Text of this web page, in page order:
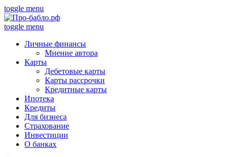
toggle menu
toggle menu
Личные финансы
Мнение автора
Карты
Дебетовые карты
Карты рассрочки
Кредитные карты
Ипотека
Кредиты
Для бизнеса
Страхование
Инвестиции
О банках